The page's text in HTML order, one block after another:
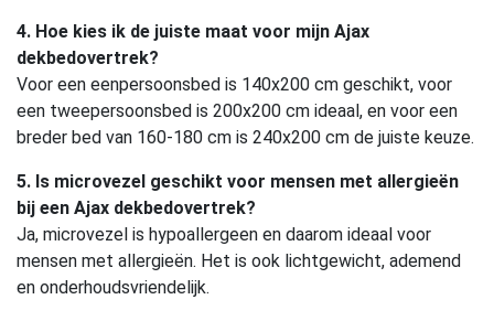
4. Hoe kies ik de juiste maat voor mijn Ajax
dekbedovertrek?
Voor een eenpersoonsbed is 140x200 cm geschikt, voor
een tweepersoonsbed is 200x200 cm ideaal, en voor een
breder bed van 160-180 cm is 240x200 cm de juiste keuze.
5. Is microvezel geschikt voor mensen met allergieën
bij een Ajax dekbedovertrek?
Ja, microvezel is hypoallergeen en daarom ideaal voor
mensen met allergieën. Het is ook lichtgewicht, ademend
en onderhoudsvriendelijk.